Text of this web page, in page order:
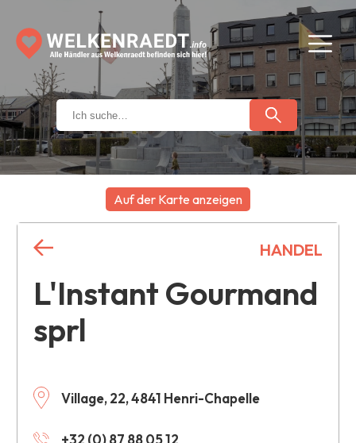
Auf der Karte anzeigen
L'Instant Gourmand
sprl
Village, 22, 4841 Henri-Chapelle
+32 (0) 87 88 05 12
HANDEL
+
−